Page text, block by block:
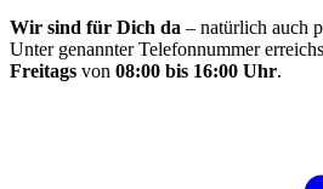
Wir sind für Dich da – natürlich auch
Unter genannter Telefonnummer
Freitags von 08:00 bis 16:00 Uhr.